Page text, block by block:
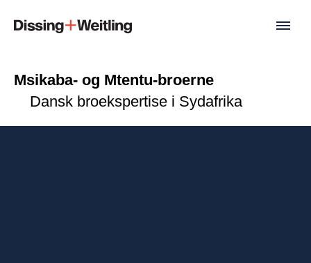
Msikaba- og Mtentu-broerne
Dansk broekspertise i Sydafrika